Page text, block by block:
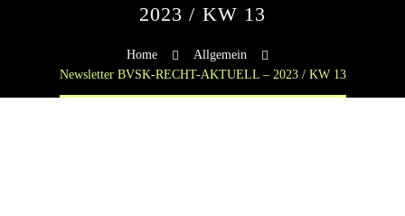
2023 / KW 13
Home
Allgemein
Newsletter BVSK-RECHT-AKTUELL – 2023 / KW 13